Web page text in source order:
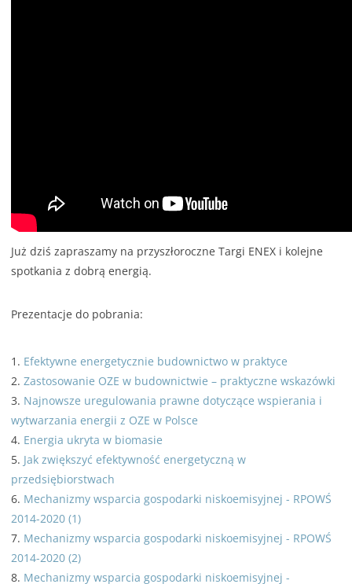
Już dziś zapraszamy na przyszłoroczne Targi ENEX i kolejne
spotkania z dobrą energią.
Prezentacje do pobrania:
1. Efektywne energetycznie budownictwo w praktyce
2. Zastosowanie OZE w budownictwie – praktyczne wskazówki
3. Najnowsze uregulowania prawne dotyczące wspierania i
wytwarzania energii z OZE w Polsce
4. Energia ukryta w biomasie
5. Jak zwiększyć efektywność energetyczną w
przedsiębiorstwach
6. Mechanizmy wsparcia gospodarki niskoemisyjnej - RPOWŚ
2014-2020 (1)
7. Mechanizmy wsparcia gospodarki niskoemisyjnej - RPOWŚ
2014-2020 (2)
8. Mechanizmy wsparcia gospodarki niskoemisyjnej -